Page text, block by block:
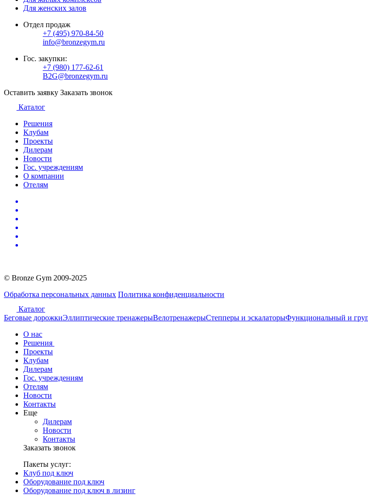
Для женских залов
Отдел продаж
+7 (495) 970-84-50
info@bronzegym.ru
Гос. закупки:
+7 (980) 177-62-61
B2G@bronzegym.ru
Оставить заявку Заказать звонок
Каталог
Решения
Клубам
Проекты
Дилерам
Новости
Гос. учреждениям
О компании
Отелям
© Bronze Gym 2009-2025
Обработка персональных данных Политика конфиденциальности
Каталог
Беговые дорожкиЭллиптические тренажерыВелотренажерыСтепперы и эскалаторыФункциональный и
О нас
Решения
Проекты
Клубам
Дилерам
Гос. учреждениям
Отелям
Новости
Контакты
Еще
Дилерам
Новости
Контакты
Заказать звонок
Пакеты услуг:
Клуб под ключ
Оборудование под ключ
Оборудование под ключ в лизинг